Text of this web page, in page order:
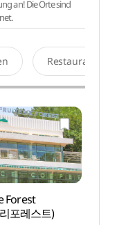
an! Die Orte sind
Restaurants
Forest
포레스트)